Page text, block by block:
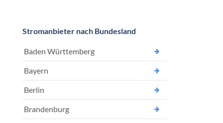
Stromanbieter nach Bundesland
Baden Württemberg
Bayern
Berlin
Brandenburg